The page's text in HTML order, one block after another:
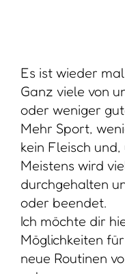
Es ist wieder
Ganz viele von
oder weniger
Mehr Sport,
kein Fleisch und,
Meistens wird
durchgehalten
oder beendet.
Ich möchte dir
Möglichkeiten
neue Routinen